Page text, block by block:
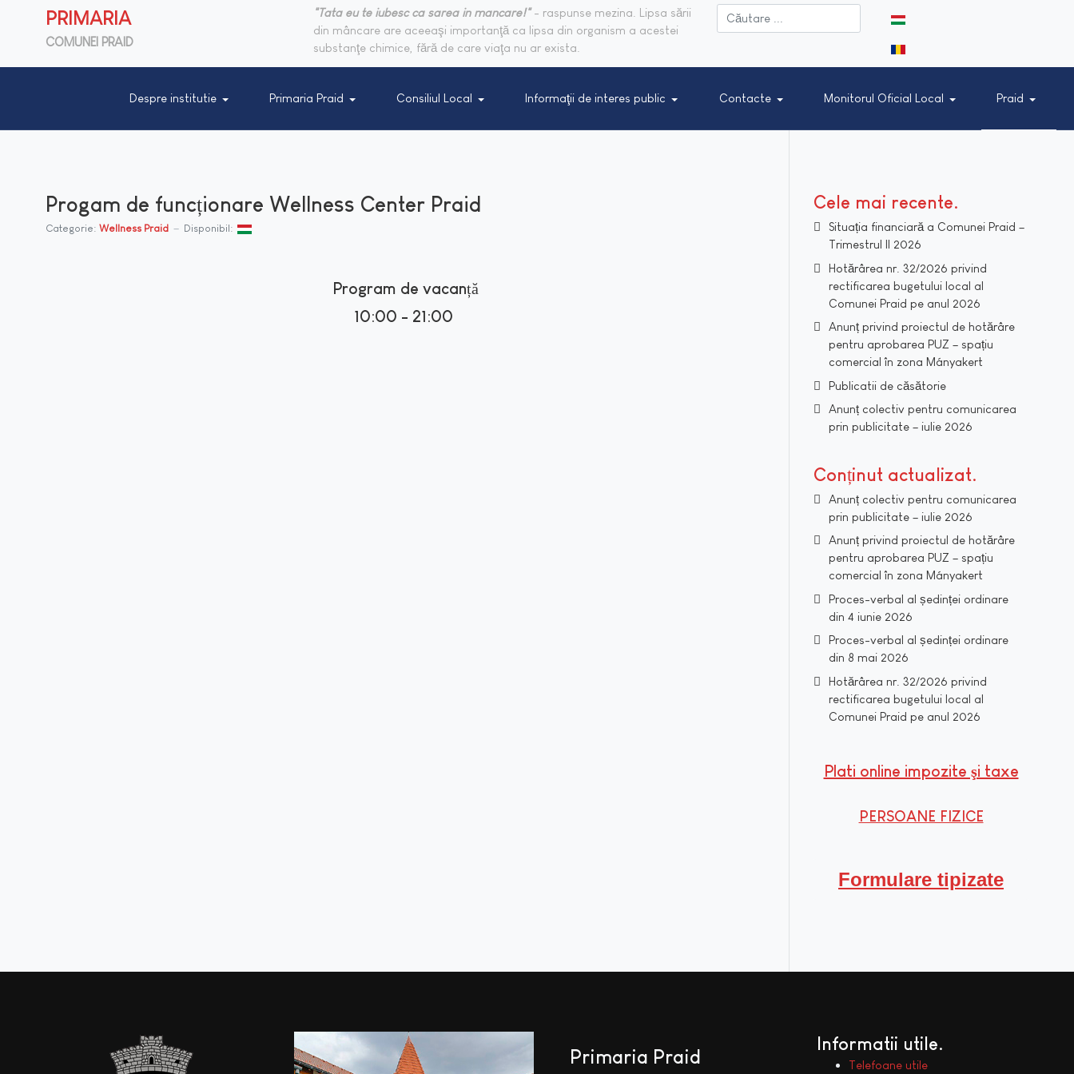
PRIMARIA
COMUNEI PRAID
"Tata eu te iubesc ca sarea in mancare!"- raspunse mezina. Lipsa sării
din mâncare are aceeaşi importanţă ca lipsa din organism a acestei
substanţe chimice, fără de care viaţa nu ar exista.
Despre institutie Primaria Praid Consiliul Local Informaţii de interes public Contacte Monitorul Oficial Local Praid
Progam de funcționare Wellness Center Praid
Categorie: Wellness Praid Disponibil:
Program de vacanță
10:00 - 21:00
Cele mai recente
Situația financiară a Comunei Praid –
Trimestrul II 2026
Hotărârea nr. 32/2026 privind
rectificarea bugetului local al
Comunei Praid pe anul 2026
Anunț privind proiectul de hotărâre
pentru aprobarea PUZ – spațiu
comercial în zona Mányakert
Publicatii de căsătorie
Anunț colectiv pentru comunicarea
prin publicitate – iulie 2026
Conținut actualizat
Anunț colectiv pentru comunicarea
prin publicitate – iulie 2026
Anunț privind proiectul de hotărâre
pentru aprobarea PUZ – spațiu
comercial în zona Mányakert
Proces-verbal al ședinței ordinare
din 4 iunie 2026
Proces-verbal al ședinței ordinare
din 8 mai 2026
Hotărârea nr. 32/2026 privind
rectificarea bugetului local al
Comunei Praid pe anul 2026
Plati online impozite şi taxe
PERSOANE FIZICE
Formulare tipizate
Primaria Praid
Informatii utile
Telefoane utile